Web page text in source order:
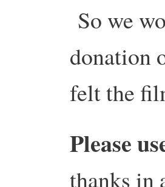
So we
donation
felt the
Please
thanks in